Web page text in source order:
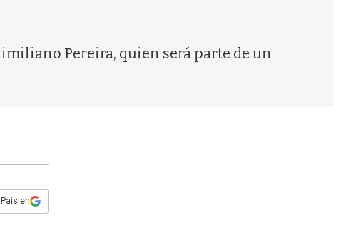
Pereira, quien será parte de un
en